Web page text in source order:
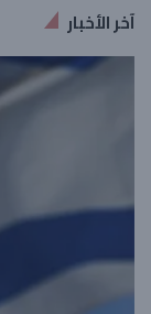
آخر الأخبار